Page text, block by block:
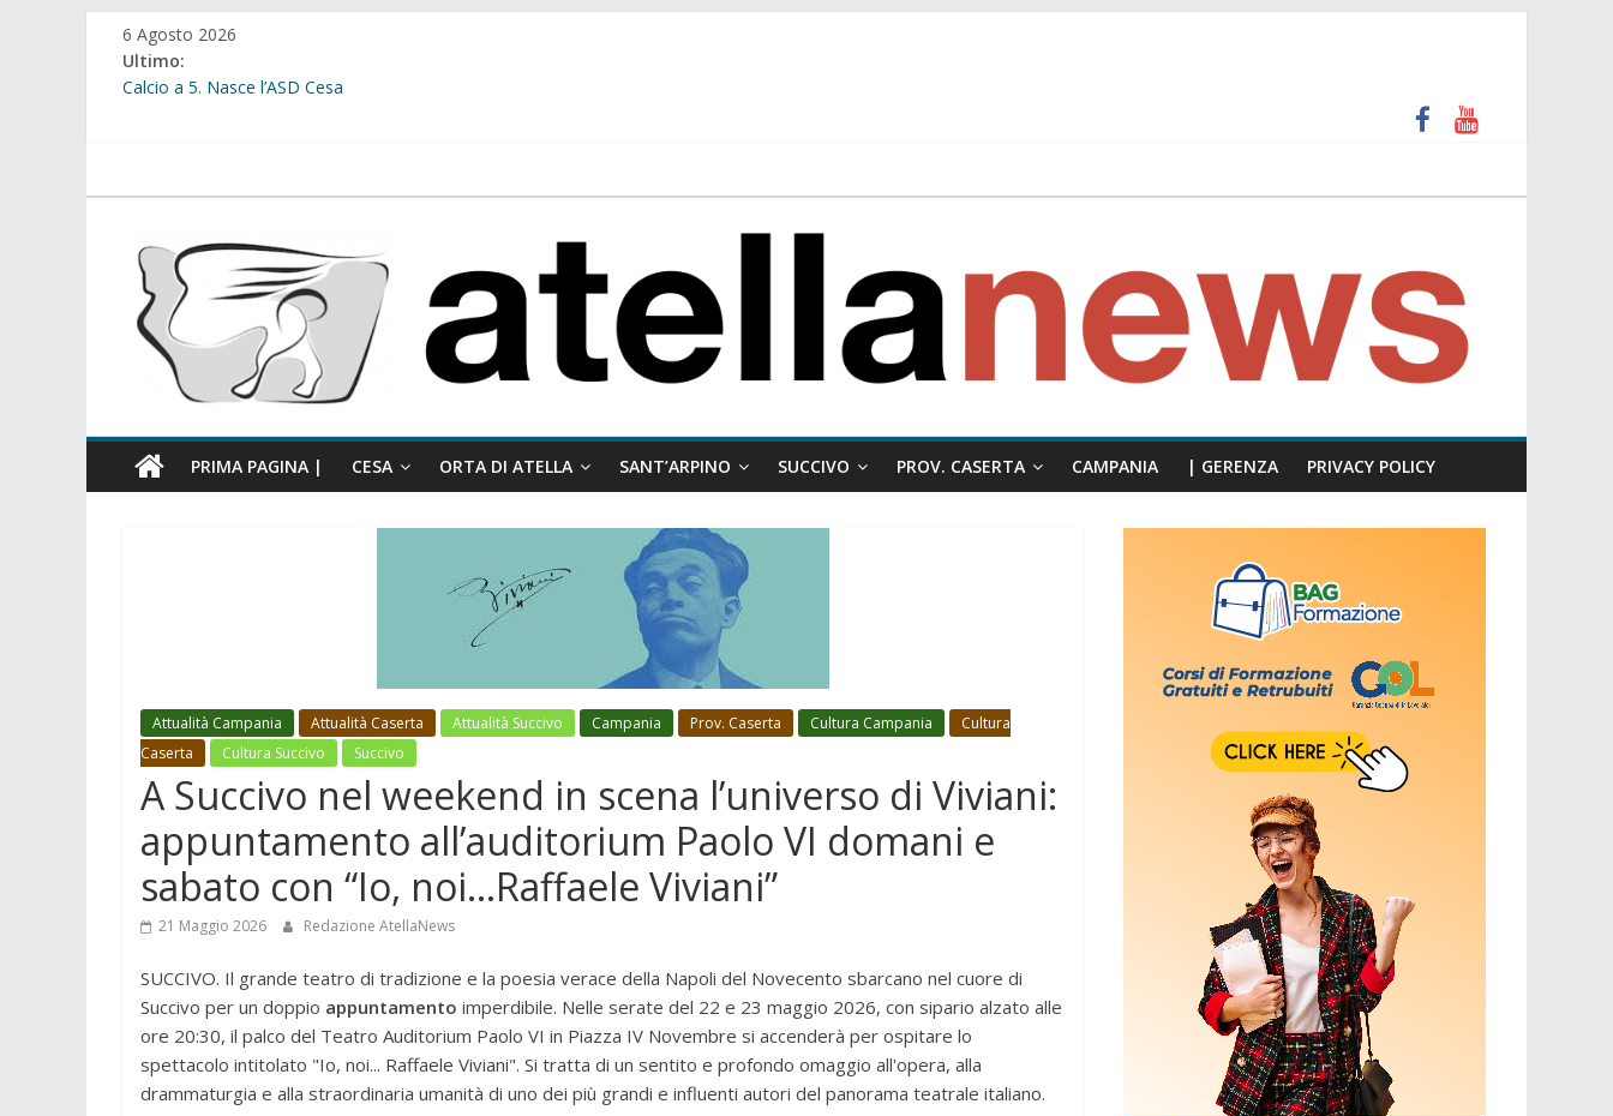
Salta
contenuto
6 Agosto 2026
Ultimo:
Calcio a 5. Nasce l’ASD Cesa
comunale”
atellanews.it
PRIMA PAGINA | CESA ORTA DI ATELLA SANT’ARPINO SUCCIVO PROV. CASERTA CAMPANIA | GERENZA PRIVACY POLICY
Attualità Campania Attualità Caserta Attualità Succivo Campania Prov. Caserta Cultura Campania
Cultura
Caserta
Cultura Succivo Succivo
A Succivo nel weekend in scena l’universo di Viviani:
appuntamento all’auditorium Paolo VI domani e
sabato con “Io, noi…Raffaele Viviani”
21 Maggio 2026 Redazione AtellaNews
SUCCIVO. Il grande teatro di tradizione e la poesia verace della Napoli del Novecento sbarcano nel cuore di
Succivo per un doppio appuntamento imperdibile. Nelle serate del 22 e 23 maggio 2026, con sipario alzato alle
ore 20:30, il palco del Teatro Auditorium Paolo VI in Piazza IV Novembre si accenderà per ospitare lo
spettacolo intitolato "Io, noi... Raffaele Viviani". Si tratta di un sentito e profondo omaggio all'opera, alla
drammaturgia e alla straordinaria umanità di uno dei più grandi e influenti autori del panorama teatrale italiano.